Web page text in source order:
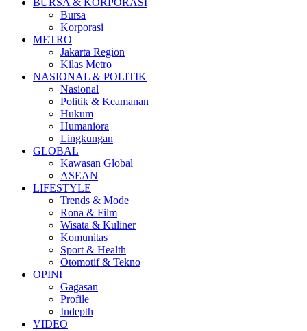
BURSA & KORPORASI
Bursa
Korporasi
METRO
Jakarta Region
Kilas Metro
NASIONAL & POLITIK
Nasional
Politik & Keamanan
Hukum
Humaniora
Lingkungan
GLOBAL
Kawasan Global
ASEAN
LIFESTYLE
Trends & Mode
Rona & Film
Wisata & Kuliner
Komunitas
Sport & Health
Otomotif & Tekno
OPINI
Gagasan
Profile
Indepth
VIDEO